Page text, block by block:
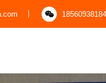
18560938184